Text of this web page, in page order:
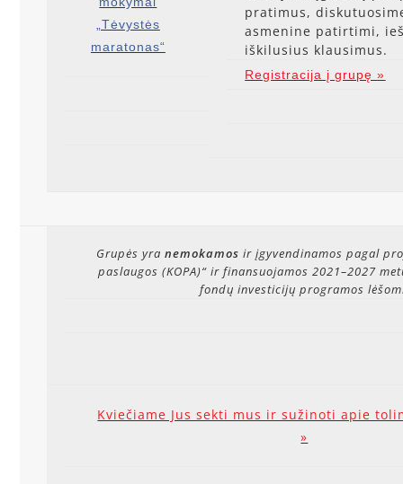
pratimus,
asmenine patirtimi,
iškilusius klausimus.
Registracija į grupę »
Grupės yra nemokamos ir įgyvendinamos pagal
paslaugos (KOPA)“ ir finansuojamos 2021–2027
fondų investicijų programos
Kviečiame Jus sekti mus ir sužinoti apie
»